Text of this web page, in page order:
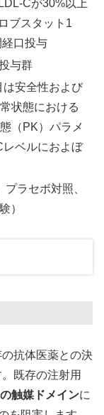
Cが30%以上
ブスタット1
口投与
与群
は安全性および
状態における
（PK）パラメ
ベルにおよぼ
ラセボ対照、
）
抗体医薬との決
既存の注射用
触媒ドメインに